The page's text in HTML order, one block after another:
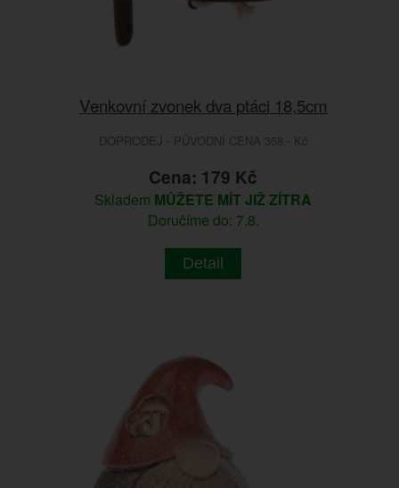
Venkovní zvonek dva ptáci 18,5cm
DOPRODEJ - PŮVODNÍ CENA 358.- Kč
Cena: 179 Kč
Skladem MŮŽETE MÍT JIŽ ZÍTRA
Doručíme do: 7.8.
Detail